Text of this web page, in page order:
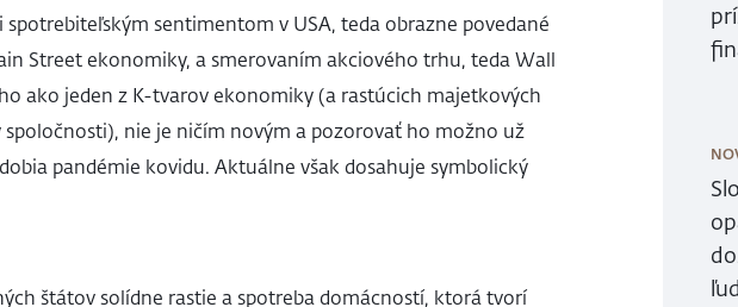
sentimentom v USA, teda obrazne povedané
Street ekonomiky, a smerovaním akciového trhu, teda Wall
ako jeden z K-tvarov ekonomiky (a rastúcich majetkových
nie je ničím novým a pozorovať ho možno už
pandémie kovidu. Aktuálne však dosahuje symbolický
štátov solídne rastie a spotreba domácností, ktorá tvorí